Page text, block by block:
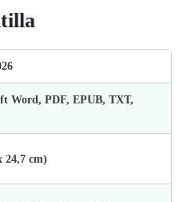
Word, PDF, EPUB, TXT,
24,7 cm)